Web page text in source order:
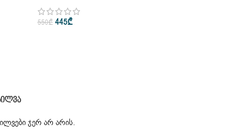
550₾ 445₾
ჯერ არ არის.